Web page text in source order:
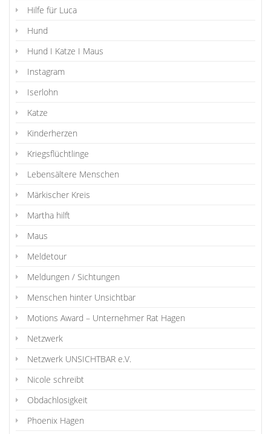
Hilfe für Luca
Hund
Hund I Katze I Maus
Instagram
Iserlohn
Katze
Kinderherzen
Kriegsflüchtlinge
Lebensältere Menschen
Märkischer Kreis
Martha hilft
Maus
Meldetour
Meldungen / Sichtungen
Menschen hinter Unsichtbar
Motions Award – Unternehmer Rat Hagen
Netzwerk
Netzwerk UNSICHTBAR e.V.
Nicole schreibt
Obdachlosigkeit
Phoenix Hagen